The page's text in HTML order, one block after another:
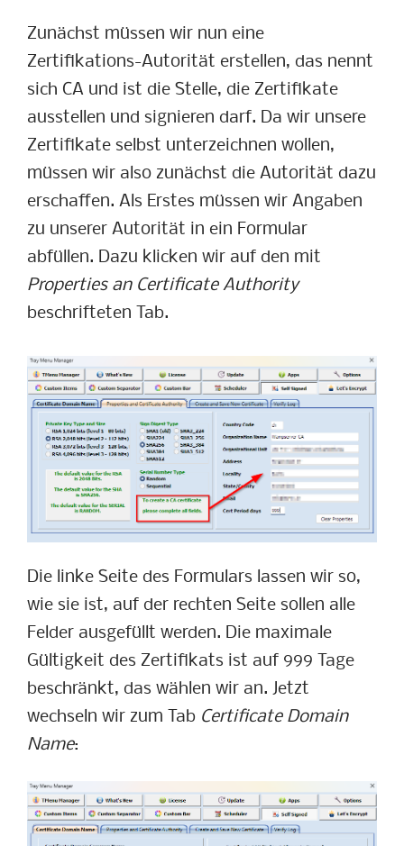
Zunächst müssen wir nun eine
Zertifikations-Autorität erstellen, das nennt
sich CA und ist die Stelle, die Zertifikate
ausstellen und signieren darf. Da wir unsere
Zertifikate selbst unterzeichnen wollen,
müssen wir also zunächst die Autorität dazu
erschaffen. Als Erstes müssen wir Angaben
zu unserer Autorität in ein Formular
abfüllen. Dazu klicken wir auf den mit
Properties an Certificate Authority
beschrifteten Tab.
Die linke Seite des Formulars lassen wir so,
wie sie ist, auf der rechten Seite sollen alle
Felder ausgefüllt werden. Die maximale
Gültigkeit des Zertifikats ist auf 999 Tage
beschränkt, das wählen wir an. Jetzt
wechseln wir zum Tab Certificate Domain
Name: